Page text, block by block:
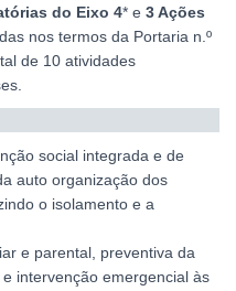
do Eixo 4* e 3 Ações
nos termos da Portaria n.º
de 10 atividades
social integrada e de
auto organização dos
o isolamento e a
e parental, preventiva da
intervenção emergencial às